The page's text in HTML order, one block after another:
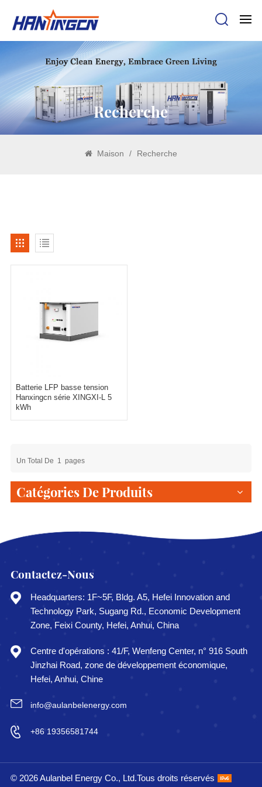
Recherche
Maison / Recherche
Batterie LFP basse tension
Hanxingcn série XINGXI-L 5
kWh
Un Total De 1 Pages
Catégories De Produits
Contactez-Nous
Headquarters: 1F~5F, Bldg. A5, Hefei Innovation and
Technology Park, Sugang Rd., Economic Development
Zone, Feixi County, Hefei, Anhui, China
Centre d'opérations : 41/F, Wenfeng Center, n° 916 South
Jinzhai Road, zone de développement économique,
Hefei, Anhui, Chine
info@aulanbelenergy.com
+86 19356581744
© 2026 Aulanbel Energy Co., Ltd.Tous droits réservés